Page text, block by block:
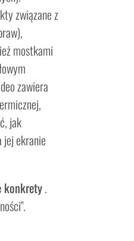
związane z
mostkami
zawiera
jak
jej ekranie
konkrety.